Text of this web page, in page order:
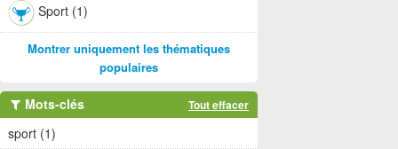
Sport (1)
Montrer uniquement les thématiques
populaires
Mots-clés Tout effacer
sport (1)